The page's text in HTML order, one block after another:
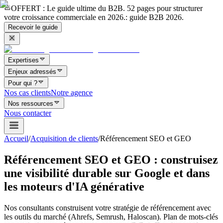
OFFERT : Le guide ultime du B2B. 52 pages pour structurer
votre croissance commerciale en 2026.: guide B2B 2026.
Recevoir le guide
Expertises
Enjeux adressés
Pour qui ?
Nos cas clientsNotre agence
Nos ressources
Nous contacter
Accueil/Acquisition de clients/Référencement SEO et GEO
Référencement SEO et GEO : construisez
une visibilité durable sur Google et dans
les moteurs d'IA générative
Nos consultants construisent votre stratégie de référencement avec
les outils du marché (Ahrefs, Semrush, Haloscan). Plan de mots-clés